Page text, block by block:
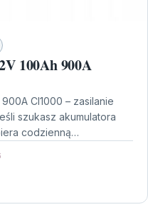
100Ah 900A
Cl1000 – zasilanie
szukasz akumulatora
codzienną